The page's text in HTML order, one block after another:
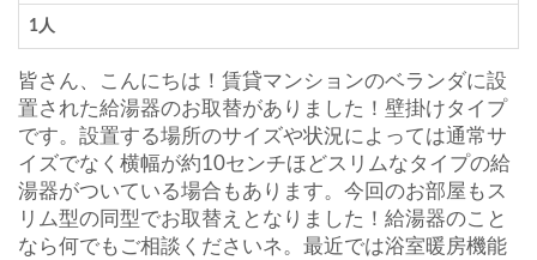
1人
皆さん、こんにちは！賃貸マンションのベランダに設
置された給湯器のお取替がありました！壁掛けタイプ
です。設置する場所のサイズや状況によっては通常サ
イズでなく横幅が約10センチほどスリムなタイプの給
湯器がついている場合もあります。今回のお部屋もス
リム型の同型でお取替えとなりました！給湯器のこと
なら何でもご相談くださいネ。最近では浴室暖房機能